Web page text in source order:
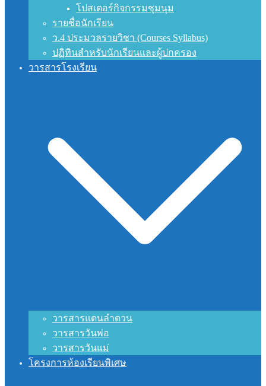
โปสเตอร์กิจกรรมชุมนุม
รายชื่อนักเรียน
ว.4 ประมวลรายวิชา (Courses Syllabus)
ปฏิทินสำหรับนักเรียนและผู้ปกครอง
วารสารโรงเรียน
วารสารแดนลำดวน
วารสารวันพ่อ
วารสารวันแม่
โครงการห้องเรียนพิเศษ